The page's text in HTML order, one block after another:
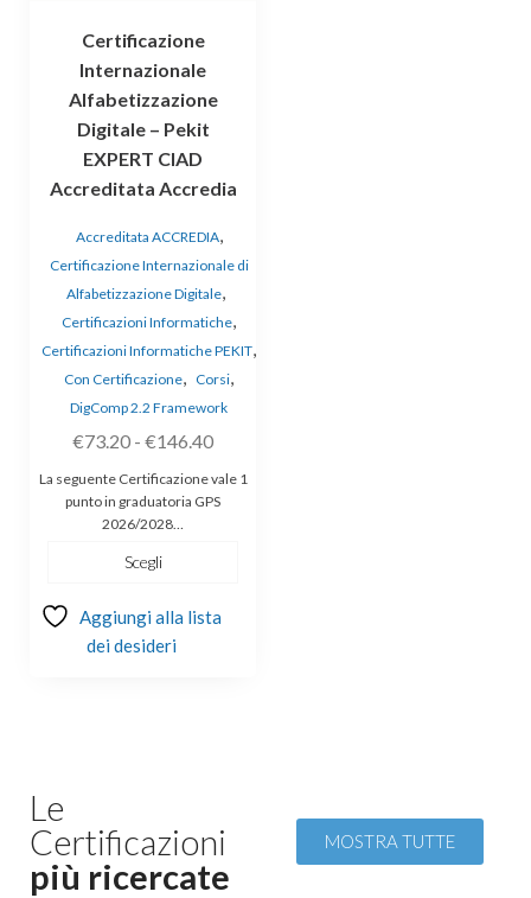
Certificazione
Internazionale
Alfabetizzazione
Digitale – Pekit
EXPERT CIAD
Accreditata Accredia
Accreditata ACCREDIA,
Certificazione Internazionale di
Alfabetizzazione Digitale,
Certificazioni Informatiche,
Certificazioni Informatiche PEKIT,
Con Certificazione, Corsi,
DigComp 2.2 Framework
€73.20 - €146.40
La seguente Certificazione vale 1
punto in graduatoria GPS
2026/2028…
Scegli
Aggiungi alla lista
dei desideri
Le
Certificazioni
più ricercate
MOSTRA TUTTE